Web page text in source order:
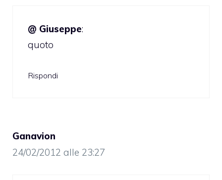
@ Giuseppe:
quoto
Rispondi
Ganavion
24/02/2012 alle 23:27